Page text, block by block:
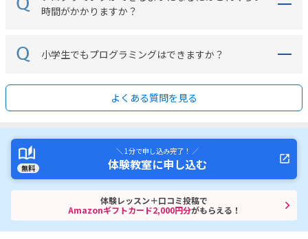
時間がかかりますか？
小学生でもプログラミングはできますか？
よくある質問を見る
無料
＼ 1分で申し込み完了！ ／
体験教室に申し込む
体験レッスン＋口コミ投稿で
Amazonギフトカード2,000円分がもらえる！